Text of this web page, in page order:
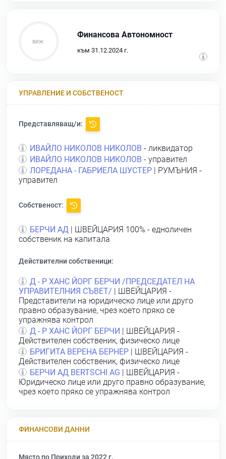
Финансова Автономност
към 31.12.2024 г.
УПРАВЛЕНИЕ И СОБСТВЕНОСТ
Представляващ/и:
ИВАЙЛО НИКОЛОВ НИКОЛОВ - ликвидатор
ИВАЙЛО НИКОЛОВ НИКОЛОВ - управител
ЛОРЕДАНА - ГАБРИЕЛА ШУСТЕР | РУМЪНИЯ -
управител
Собственост:
БЕРЧИ АД | ШВЕЙЦАРИЯ 100% - едноличен
собственик на капитала
Действителни собственици:
Д - Р ХАНС ЙОРГ БЕРЧИ /ПРЕДСЕДАТЕЛ НА
УПРАВИТЕЛНИЯ СЪВЕТ/ | ШВЕЙЦАРИЯ -
Представители на юридическо лице или друго
правно образувание, чрез което пряко се
упражнява контрол
Д - Р ХАНС ЙОРГ БЕРЧИ
| ШВЕЙЦАРИЯ -
Действителен собственик, физическо лице
БРИГИТА ВЕРЕНА БЕРНЕР | ШВЕЙЦАРИЯ -
Действителен собственик, физическо лице
БЕРЧИ АД BERTSCHI AG | ШВЕЙЦАРИЯ -
Юридическо лице или друго правно образувание,
чрез което пряко се упражнява контрол
ФИНАНСОВИ ДАННИ
Място по Приходи за 2022 г.